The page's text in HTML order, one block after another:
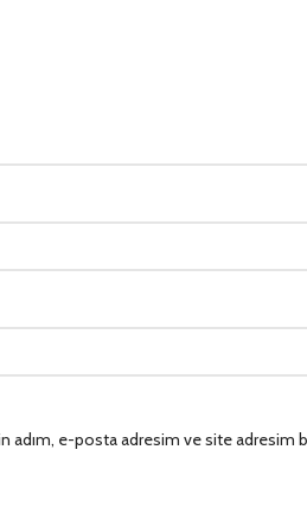
adım, e-posta adresim ve site adresim